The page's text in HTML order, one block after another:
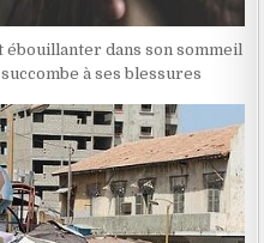
ébouillanter dans son sommeil
à ses blessures